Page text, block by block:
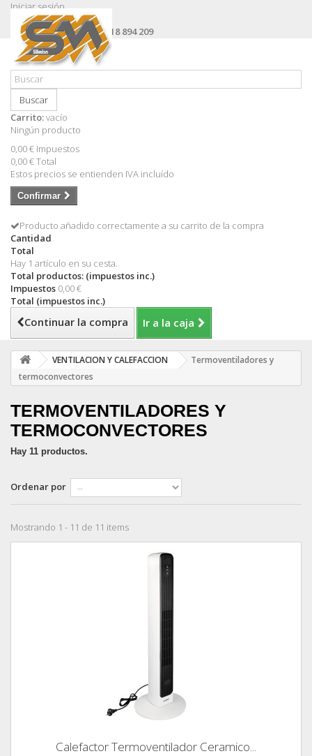
Iniciar sesión
Contacte con nosotros
Llámanos ahora:+34 618 894 209
Buscar
Carrito:vacío
Ningún producto
0,00 € Impuestos
0,00 €Total
Estos precios se entienden IVA incluído
Confirmar
Producto añadido correctamente a su carrito de la compra
Cantidad
Total
Hay 1 artículo en su cesta.
Total productos: (impuestos inc.)
Impuestos 0,00 €
Total (impuestos inc.)
Continuar la compra Ir a la caja
VENTILACION Y CALEFACCION
Termoventiladores y
termoconvectores
TERMOVENTILADORES Y
TERMOCONVECTORES
Hay 11 productos.
Ordenar por
Mostrando 1 - 11 de 11 items
Calefactor Termoventilador Ceramico...